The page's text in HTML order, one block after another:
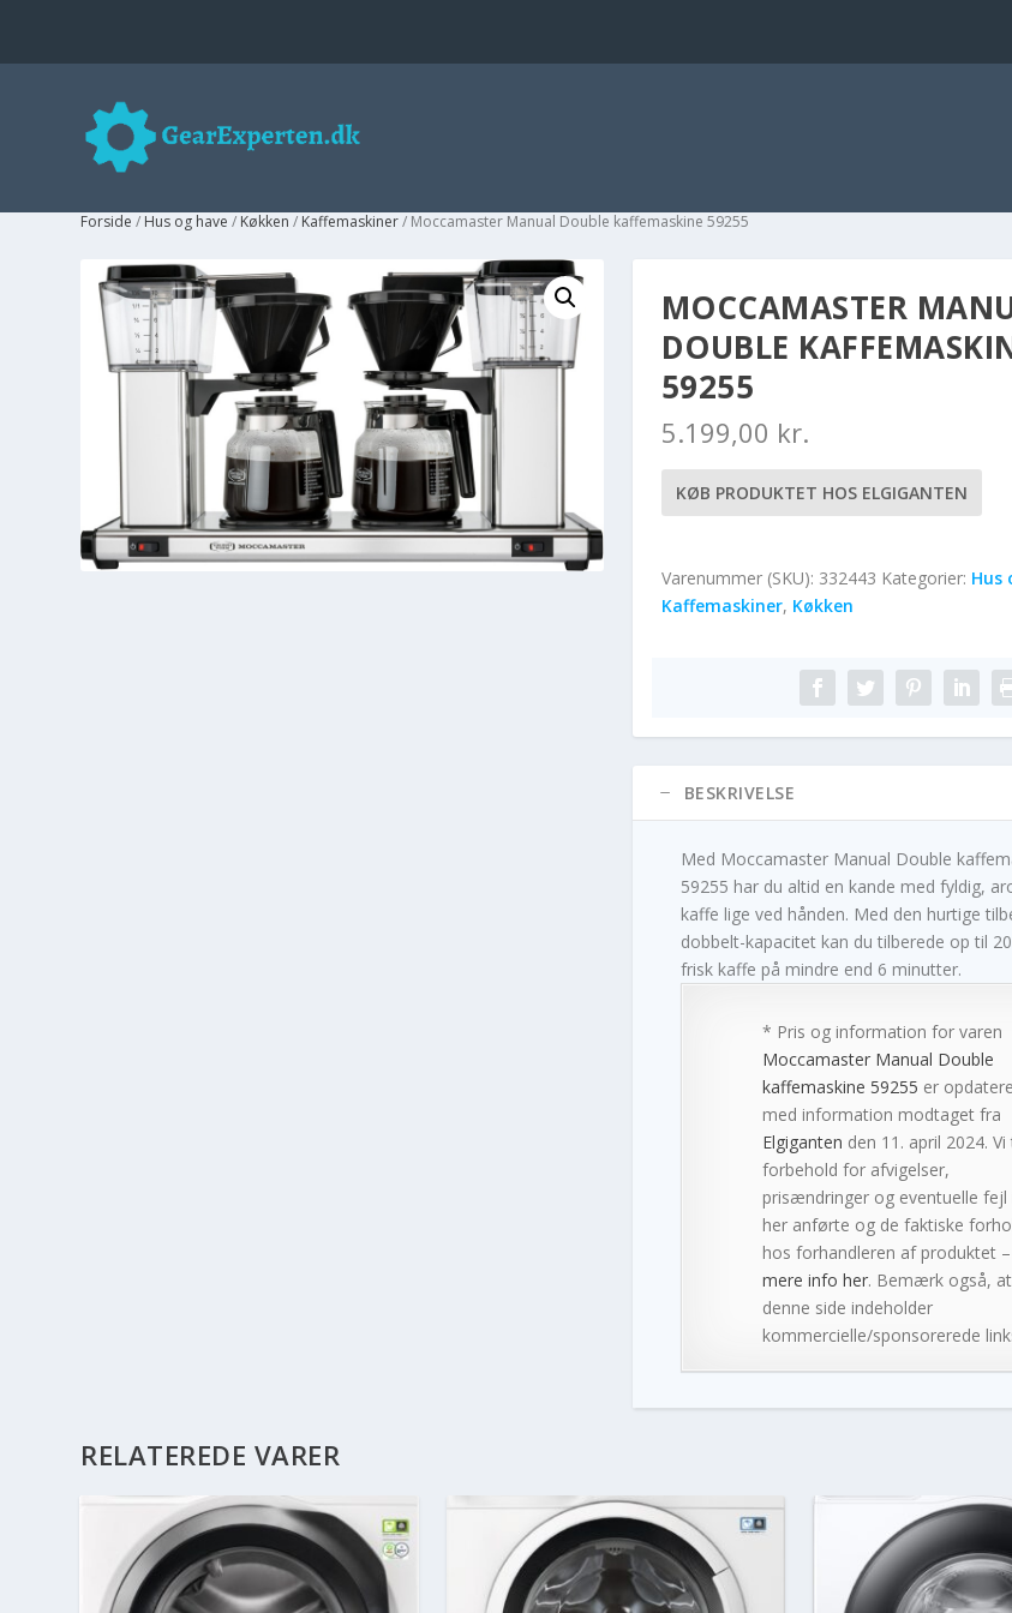
Forside / Hus og have / Køkken / Kaffemaskiner/ Moccamaster Manual Double kaffemaskine 59255
MOCCAMASTER
DOUBLE
59255
5.199,00 kr.
KØB PRODUKTET HOS ELGIGANTEN
Varenummer (SKU): 332443 Kategorier: Hus
Kaffemaskiner, Køkken
BESKRIVELSE
Med Moccamaster Manual Double
59255 har du altid en kande med fyldig,
kaffe lige ved hånden. Med den hurtige
dobbelt-kapacitet kan du tilberede op til
frisk kaffe på mindre end 6 minutter.
* Pris og information for varen
Moccamaster Manual Double
kaffemaskine 59255 er
med information modtaget fra
Elgiganten den 11. april 2024.
forbehold for afvigelser,
prisændringer og eventuelle fejl
her anførte og de faktiske
hos forhandleren af produktet –
mere info her. Bemærk også, at
denne side indeholder
kommercielle/sponsorerede
RELATEREDE VARER